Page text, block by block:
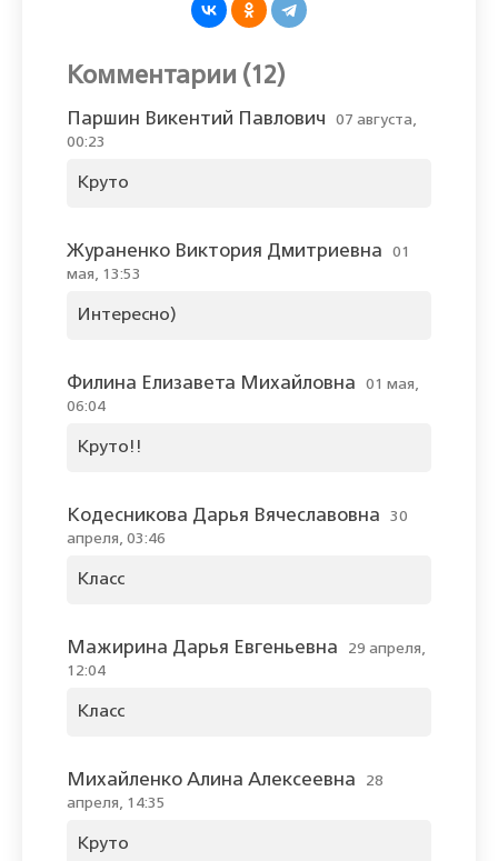
Комментарии (12)
Паршин Викентий Павлович
07 августа,
00:23
Круто
Жураненко Виктория Дмитриевна
01
мая, 13:53
Интересно)
Филина Елизавета Михайловна
01 мая,
06:04
Круто!!
Кодесникова Дарья Вячеславовна
30
апреля, 03:46
Класс
Мажирина Дарья Евгеньевна
29 апреля,
12:04
Класс
Михайленко Алина Алексеевна
28
апреля, 14:35
Круто